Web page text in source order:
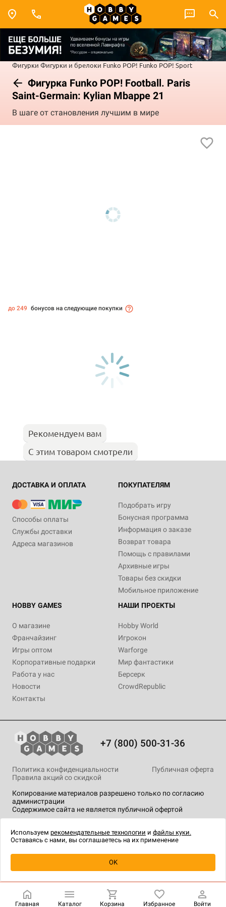
Фигурки Фигурки и брелоки Funko POP! Funko POP! Sport
Фигурка Funko POP! Football. Paris
Saint-Germain: Kylian Mbappe 21
В шаге от становления лучшим в мире
Уведомить о наличии
до 249 бонусов на следующие покупки
Рекомендуем вам
С этим товаром смотрели
ДОСТАВКА И ОПЛАТА
Способы оплаты
Службы доставки
Адреса магазинов
ПОКУПАТЕЛЯМ
Подобрать игру
Бонусная программа
Информация о заказе
Возврат товара
Помощь с правилами
Архивные игры
Товары без скидки
Мобильное приложение
HOBBY GAMES
О магазине
Франчайзинг
Игры оптом
Корпоративные подарки
Работа у нас
Новости
Контакты
НАШИ ПРОЕКТЫ
Hobby World
Игрокон
Warforge
Мир фантастики
Берсерк
CrowdRepublic
+7 (800) 500-31-36
Копирование материалов разрешено только по согласию
администрации
Содержимое сайта не является публичной офертой
Политика конфиденциальности
Публичная оферта
Правила акций со скидкой
технологии.
Главная Каталог Корзина Избранное Войти
Используем рекомендательные технологии и файлы куки.
Оставаясь с нами, вы соглашаетесь на их применение
OK